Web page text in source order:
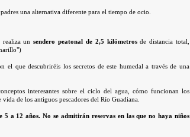
una alternativa diferente para el tiempo de ocio.
realiza unsendero peatonal de 2,5 kilómetrosde distancia total,
que descubriréis los secretos de este humedal a través de una
interesantes sobre el ciclo del agua, cómo funcionan los
de los antiguos pescadores del Río Guadiana.
a 12 años. No se admitirán reservas en las que no haya niños